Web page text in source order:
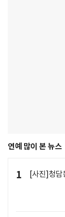
연예 많이 본 뉴스
1 [사진]청담